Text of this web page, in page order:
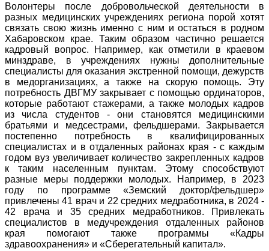
Волонтеры после добровольческой деятельности в
разных медицинских учреждениях региона порой хотят
связать свою жизнь именно с ним и остаться в родном
Хабаровском крае. Таким образом частично решается
кадровый вопрос. Например, как отметили в краевом
минздраве, в учреждениях нужны дополнительные
специалисты для оказания экстренной помощи, дежурств
в медорганизациях, а также на скорую помощь. Эту
потребность ДВГМУ закрывает с помощью ординаторов,
которые работают стажерами, а также молодых кадров
из числа студентов - они становятся медицинскими
братьями и медсестрами, фельдшерами. Закрывается
постепенно потребность в квалифицированных
специалистах и в отдаленных районах края - с каждым
годом вуз увеличивает количество закрепленных кадров
к таким населенным пунктам. Этому способствуют
разные меры поддержки молодых. Например, в 2023
году по программе «Земский доктор/фельдшер»
привлечены 41 врач и 22 средних медработника, в 2024 -
42 врача и 35 средних медработников. Привлекать
специалистов в медучреждения отдаленных районов
края помогают также программы «Кадры
здравоохранения» и «Сберегательный капитал».